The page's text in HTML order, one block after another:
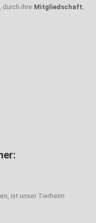
, durch ihre Mitgliedschaft,
ist unser Tierheim